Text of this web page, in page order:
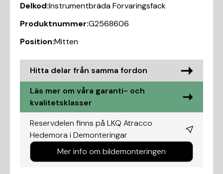
Delkod:Instrumentbräda Förvaringsfack
Produktnummer:G2568606
Position:Mitten
Hitta delar från samma fordon
Läs mer om våra garanti- och
kvalitetsklasser
Reservdelen finns på LKQ Atracco
Hedemora i Demonteringar
Mer info om bildemonteringen